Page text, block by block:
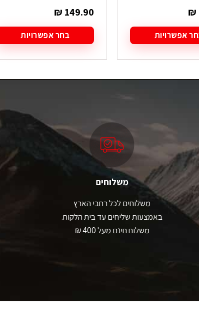
₪
אפשרויות
₪ 149.90
בחר אפשרויות
למוצר
זה
את
האפשרויות
בעמוד
משלוחים
משלוחים לכל רחבי הארץ
באמצעות שליחים עד בית הלקוח.
משלוח חינם מעל 400 ₪